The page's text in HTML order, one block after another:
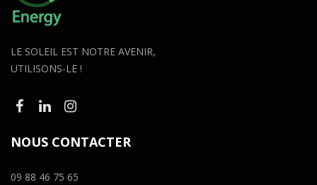
LE SOLEIL EST NOTRE AVENIR,
UTILISONS-LE !
NOUS CONTACTER
09 88 46 75 65